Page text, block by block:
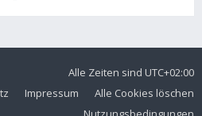
Alle Zeiten sind UTC+02:00
Alle Cookies löschen
Impressum